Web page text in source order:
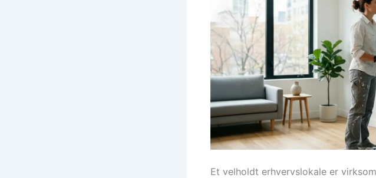
Et velholdt erhvervslokale er